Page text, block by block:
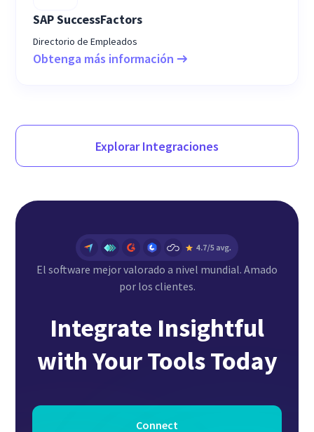
SAP SuccessFactors
Directorio de Empleados
Obtenga más información
Explorar Integraciones
El software mejor valorado a nivel mundial. Amado
por los clientes.
Integrate Insightful
with Your Tools Today
Connect